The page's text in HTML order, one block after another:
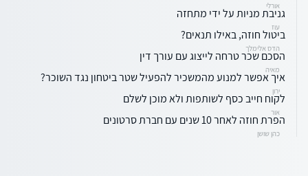
אורלי
גניבת מניות על ידי מתחזה
עוז
ביטול חוזה, באילו תנאים?
הדס אלימלך
הסכם שכר טרחה לייצוג עם עורך דין
מאיה
איך אפשר למנוע מהמשכיר להפעיל שטר ביטחון נגד השוכר?
ירון
לקוח חייב כסף לשותפות ולא מוכן לשלם
אור
הפרת חוזה לאחר 10 שנים עם חברת סרטונים
כהן שושן